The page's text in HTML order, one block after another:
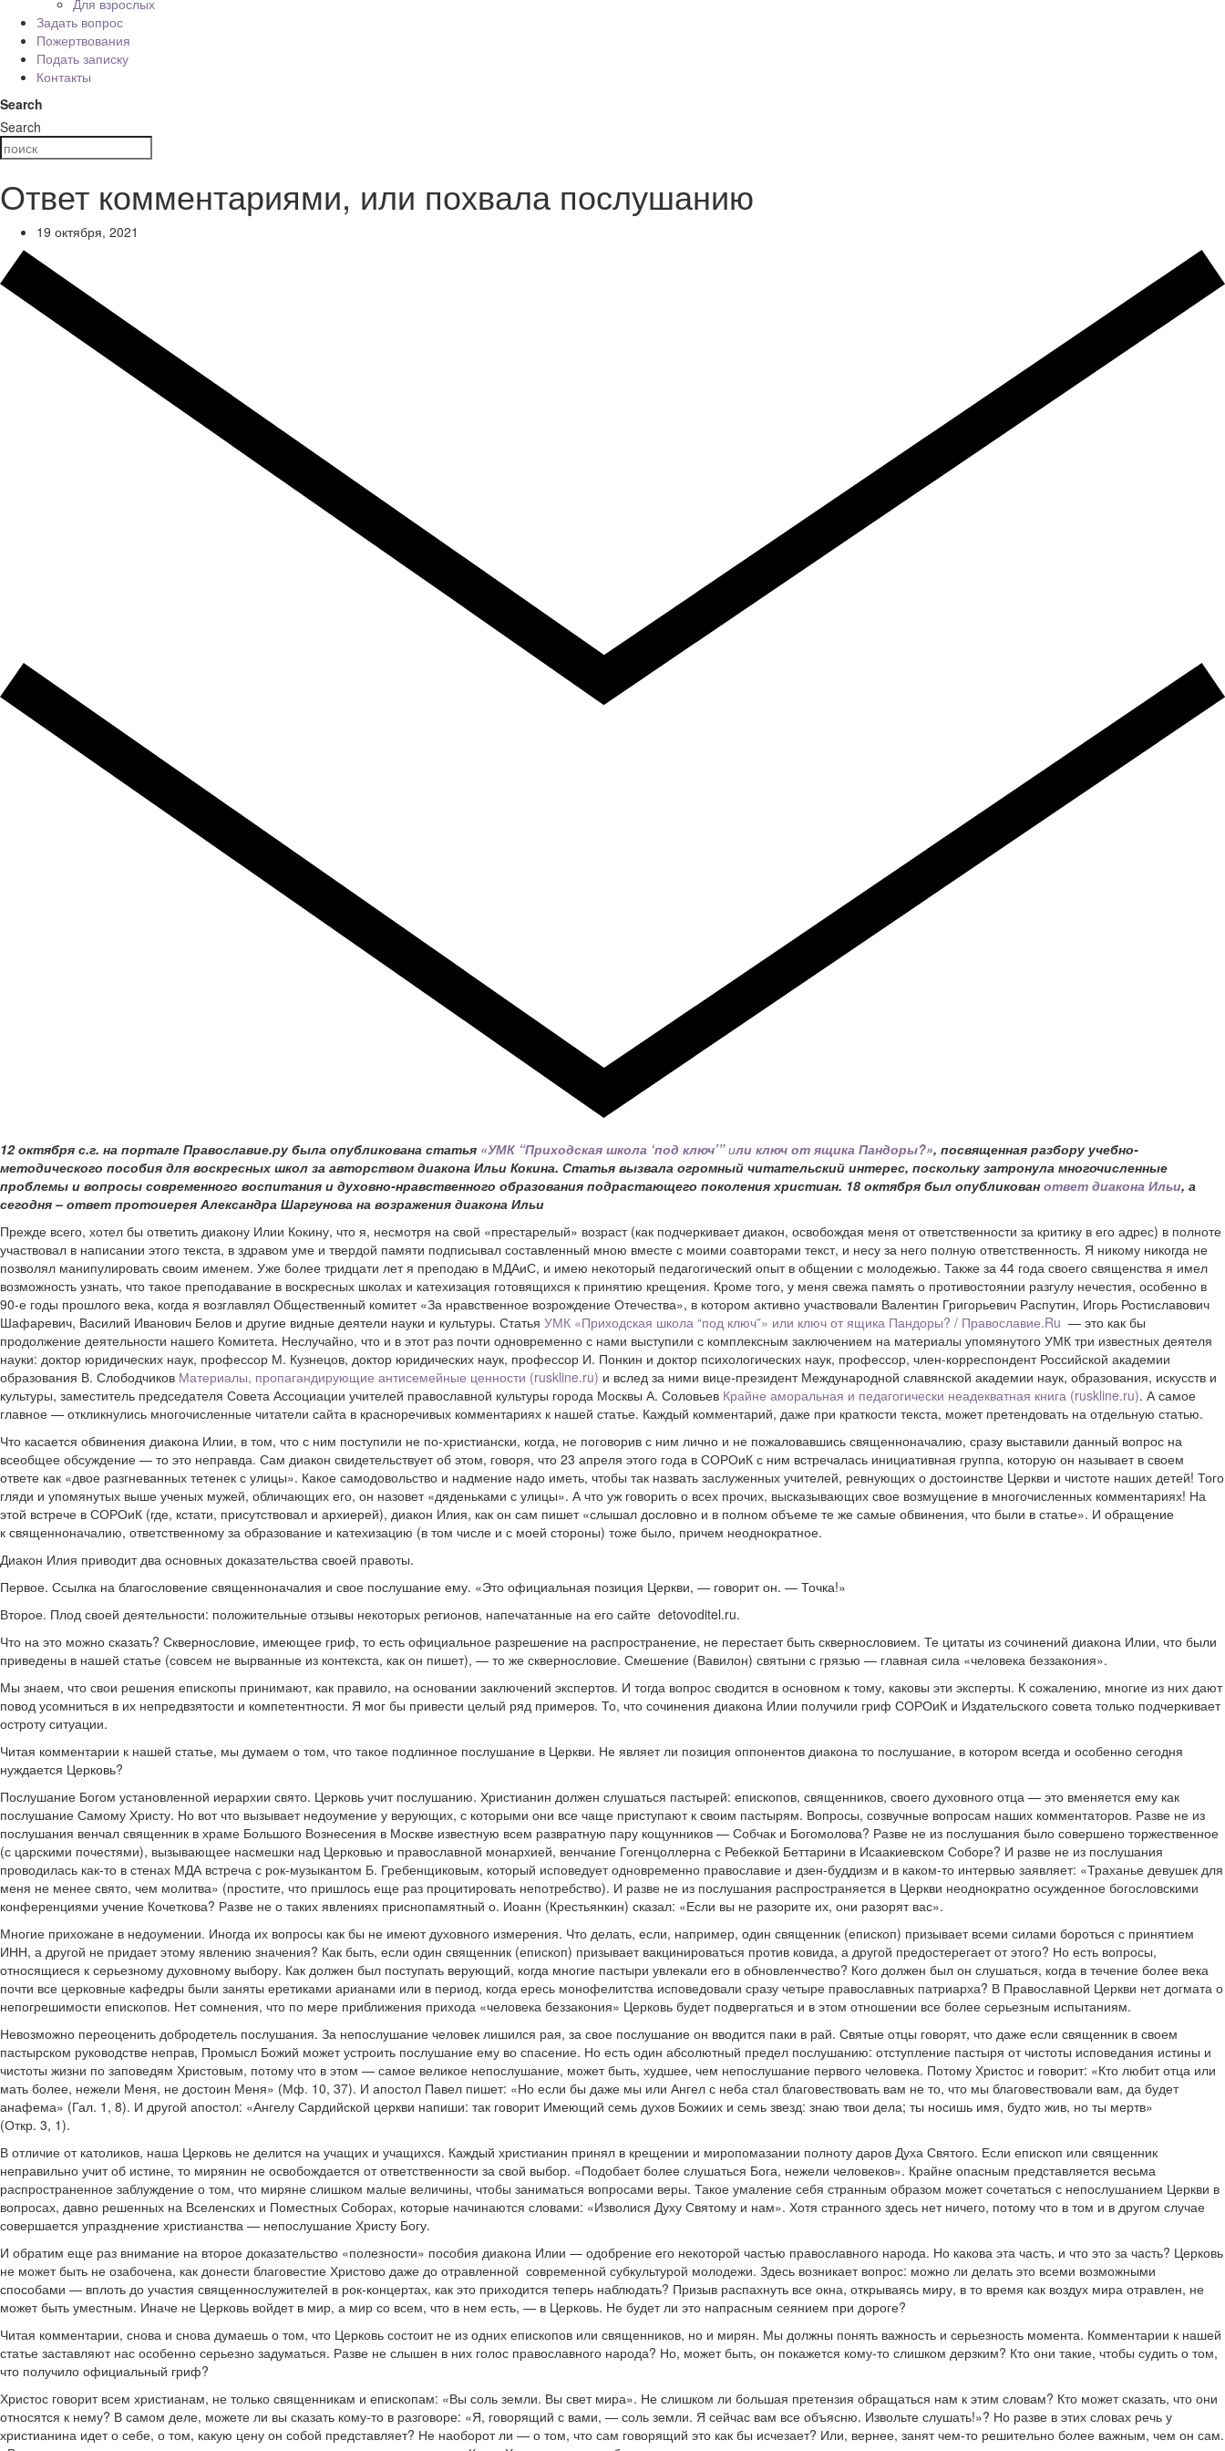
Для взрослых
Задать вопрос
Пожертвования
Подать записку
Контакты
Search
Search
Ответ комментариями, или похвала послушанию
19 октября, 2021
12 октября с.г. на портале Православие.ру была опубликована статья «УМК “Приходская школа ‘под ключ’”или ключ от ящика Пандоры?», посвященная разбору учебно-
методического пособия для воскресных школ за авторством диакона Ильи Кокина. Статья вызвала огромный читательский интерес, поскольку затронула многочисленные
проблемы и вопросы современного воспитания и духовно-нравственного образования подрастающего поколения христиан. 18 октября был опубликован ответ диакона Ильи, а
сегодня – ответ протоиерея Александра Шаргунова на возражения диакона Ильи
Прежде всего, хотел бы ответить диакону Илии Кокину, что я, несмотря на свой «престарелый» возраст (как подчеркивает диакон, освобождая меня от ответственности за критику в его адрес) в полноте
участвовал в написании этого текста, в здравом уме и твердой памяти подписывал составленный мною вместе с моими соавторами текст, и несу за него полную ответственность. Я никому никогда не
позволял манипулировать своим именем. Уже более тридцати лет я преподаю в МДАиС, и имею некоторый педагогический опыт в общении с молодежью. Также за 44 года своего священства я имел
возможность узнать, что такое преподавание в воскресных школах и катехизация готовящихся к принятию крещения. Кроме того, у меня свежа память о противостоянии разгулу нечестия, особенно в
90-е годы прошлого века, когда я возглавлял Общественный комитет «За нравственное возрождение Отечества», в котором активно участвовали Валентин Григорьевич Распутин, Игорь Ростиславович
Шафаревич, Василий Иванович Белов и другие видные деятели науки и культуры. Статья УМК «Приходская школа “под ключ”» или ключ от ящика Пандоры? / Православие.Ru — это как бы
продолжение деятельности нашего Комитета. Неслучайно, что и в этот раз почти одновременно с нами выступили с комплексным заключением на материалы упомянутого УМК три известных деятеля
науки: доктор юридических наук, профессор М. Кузнецов, доктор юридических наук, профессор И. Понкин и доктор психологических наук, профессор, член-корреспондент Российской академии
образования В. Слободчиков Материалы, пропагандирующие антисемейные ценности (ruskline.ru) и вслед за ними вице-президент Международной славянской академии наук, образования, искусств и
культуры, заместитель председателя Совета Ассоциации учителей православной культуры города Москвы А. Соловьев Крайне аморальная и педагогически неадекватная книга (ruskline.ru). А самое
главное — откликнулись многочисленные читатели сайта в красноречивых комментариях к нашей статье. Каждый комментарий, даже при краткости текста, может претендовать на отдельную статью.
Что касается обвинения диакона Илии, в том, что с ним поступили не по-христиански, когда, не поговорив с ним лично и не пожаловавшись священноначалию, сразу выставили данный вопрос на
всеобщее обсуждение — то это неправда. Сам диакон свидетельствует об этом, говоря, что 23 апреля этого года в СОРОиК с ним встречалась инициативная группа, которую он называет в своем
ответе как «двое разгневанных тетенек с улицы». Какое самодовольство и надмение надо иметь, чтобы так назвать заслуженных учителей, ревнующих о достоинстве Церкви и чистоте наших детей! Того
гляди и упомянутых выше ученых мужей, обличающих его, он назовет «дяденьками с улицы». А что уж говорить о всех прочих, высказывающих свое возмущение в многочисленных комментариях! На
этой встрече в СОРОиК (где, кстати, присутствовал и архиерей), диакон Илия, как он сам пишет «слышал дословно и в полном объеме те же самые обвинения, что были в статье». И обращение
к священноначалию, ответственному за образование и катехизацию (в том числе и с моей стороны) тоже было, причем неоднократное.
Диакон Илия приводит два основных доказательства своей правоты.
Первое. Ссылка на благословение священноначалия и свое послушание ему. «Это официальная позиция Церкви, — говорит он. — Точка!»
Второе. Плод своей деятельности: положительные отзывы некоторых регионов, напечатанные на его сайте detovoditel.ru.
Что на это можно сказать? Сквернословие, имеющее гриф, то есть официальное разрешение на распространение, не перестает быть сквернословием. Те цитаты из сочинений диакона Илии, что были
приведены в нашей статье (совсем не вырванные из контекста, как он пишет), — то же сквернословие. Смешение (Вавилон) святыни с грязью — главная сила «человека беззакония».
Мы знаем, что свои решения епископы принимают, как правило, на основании заключений экспертов. И тогда вопрос сводится в основном к тому, каковы эти эксперты. К сожалению, многие из них дают
повод усомниться в их непредвзятости и компетентности. Я мог бы привести целый ряд примеров. То, что сочинения диакона Илии получили гриф СОРОиК и Издательского совета только подчеркивает
остроту ситуации.
Читая комментарии к нашей статье, мы думаем о том, что такое подлинное послушание в Церкви. Не являет ли позиция оппонентов диакона то послушание, в котором всегда и особенно сегодня
нуждается Церковь?
Послушание Богом установленной иерархии свято. Церковь учит послушанию. Христианин должен слушаться пастырей: епископов, священников, своего духовного отца — это вменяется ему как
послушание Самому Христу. Но вот что вызывает недоумение у верующих, с которыми они все чаще приступают к своим пастырям. Вопросы, созвучные вопросам наших комментаторов. Разве не из
послушания венчал священник в храме Большого Вознесения в Москве известную всем развратную пару кощунников — Собчак и Богомолова? Разве не из послушания было совершено торжественное
(с царскими почестями), вызывающее насмешки над Церковью и православной монархией, венчание Гогенцоллерна с Ребеккой Беттарини в Исаакиевском Соборе? И разве не из послушания
проводилась как-то в стенах МДА встреча с рок-музыкантом Б. Гребенщиковым, который исповедует одновременно православие и дзен-буддизм и в каком-то интервью заявляет: «Траханье девушек для
меня не менее свято, чем молитва» (простите, что пришлось еще раз процитировать непотребство). И разве не из послушания распространяется в Церкви неоднократно осужденное богословскими
конференциями учение Кочеткова? Разве не о таких явлениях приснопамятный о. Иоанн (Крестьянкин) сказал: «Если вы не разорите их, они разорят вас».
Многие прихожане в недоумении. Иногда их вопросы как бы не имеют духовного измерения. Что делать, если, например, один священник (епископ) призывает всеми силами бороться с принятием
ИНН, а другой не придает этому явлению значения? Как быть, если один священник (епископ) призывает вакцинироваться против ковида, а другой предостерегает от этого? Но есть вопросы,
относящиеся к серьезному духовному выбору. Как должен был поступать верующий, когда многие пастыри увлекали его в обновленчество? Кого должен был он слушаться, когда в течение более века
почти все церковные кафедры были заняты еретиками арианами или в период, когда ересь монофелитства исповедовали сразу четыре православных патриарха? В Православной Церкви нет догмата о
непогрешимости епископов. Нет сомнения, что по мере приближения прихода «человека беззакония» Церковь будет подвергаться и в этом отношении все более серьезным испытаниям.
Невозможно переоценить добродетель послушания. За непослушание человек лишился рая, за свое послушание он вводится паки в рай. Святые отцы говорят, что даже если священник в своем
пастырском руководстве неправ, Промысл Божий может устроить послушание ему во спасение. Но есть один абсолютный предел послушанию: отступление пастыря от чистоты исповедания истины и
чистоты жизни по заповедям Христовым, потому что в этом — самое великое непослушание, может быть, худшее, чем непослушание первого человека. Потому Христос и говорит: «Кто любит отца или
мать более, нежели Меня, не достоин Меня» (Мф. 10, 37). И апостол Павел пишет: «Но если бы даже мы или Ангел с неба стал благовествовать вам не то, что мы благовествовали вам, да будет
анафема» (Гал. 1, 8). И другой апостол: «Ангелу Сардийской церкви напиши: так говорит Имеющий семь духов Божиих и семь звезд: знаю твои дела; ты носишь имя, будто жив, но ты мертв»
(Откр. 3, 1).
В отличие от католиков, наша Церковь не делится на учащих и учащихся. Каждый христианин принял в крещении и миропомазании полноту даров Духа Святого. Если епископ или священник
неправильно учит об истине, то мирянин не освобождается от ответственности за свой выбор. «Подобает более слушаться Бога, нежели человеков». Крайне опасным представляется весьма
распространенное заблуждение о том, что миряне слишком малые величины, чтобы заниматься вопросами веры. Такое умаление себя странным образом может сочетаться с непослушанием Церкви в
вопросах, давно решенных на Вселенских и Поместных Соборах, которые начинаются словами: «Изволися Духу Святому и нам». Хотя странного здесь нет ничего, потому что в том и в другом случае
совершается упразднение христианства — непослушание Христу Богу.
И обратим еще раз внимание на второе доказательство «полезности» пособия диакона Илии — одобрение его некоторой частью православного народа. Но какова эта часть, и что это за часть? Церковь
не может быть не озабочена, как донести благовестие Христово даже до отравленной современной субкультурой молодежи. Здесь возникает вопрос: можно ли делать это всеми возможными
способами — вплоть до участия священнослужителей в рок-концертах, как это приходится теперь наблюдать? Призыв распахнуть все окна, открываясь миру, в то время как воздух мира отравлен, не
может быть уместным. Иначе не Церковь войдет в мир, а мир со всем, что в нем есть, — в Церковь. Не будет ли это напрасным сеянием при дороге?
Читая комментарии, снова и снова думаешь о том, что Церковь состоит не из одних епископов или священников, но и мирян. Мы должны понять важность и серьезность момента. Комментарии к нашей
статье заставляют нас особенно серьезно задуматься. Разве не слышен в них голос православного народа? Но, может быть, он покажется кому-то слишком дерзким? Кто они такие, чтобы судить о том,
что получило официальный гриф?
Христос говорит всем христианам, не только священникам и епископам: «Вы соль земли. Вы свет мира». Не слишком ли большая претензия обращаться нам к этим словам? Кто может сказать, что они
относятся к нему? В самом деле, можете ли вы сказать кому-то в разговоре: «Я, говорящий с вами, — соль земли. Я сейчас вам все объясню. Извольте слушать!»? Но разве в этих словах речь у
христианина идет о себе, о том, какую цену он собой представляет? Не наоборот ли — о том, что сам говорящий это как бы исчезает? Или, вернее, занят чем-то решительно более важным, чем он сам.